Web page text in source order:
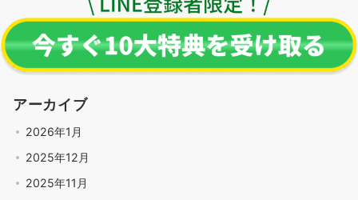
アーカイブ
2026年1月
2025年12月
2025年11月